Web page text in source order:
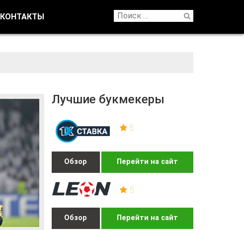
КОНТАКТЫ
Лучшие букмекеры
5
Обзор Перейти на сайт
5
Обзор Перейти на сайт